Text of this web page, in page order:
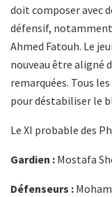
doit composer avec
défensif,
Ahmed Fatouh. Le
nouveau être aligné
remarquées. Tous
pour déstabiliser le
Le XI probable des
Gardien : Mostafa
Défenseurs :